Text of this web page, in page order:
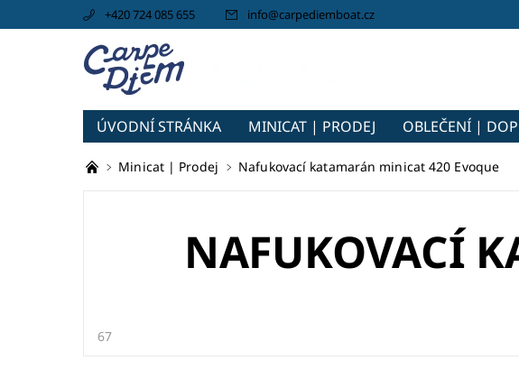
+420 724 085 655 info@carpediemboat.cz
ÚVODNÍ STRÁNKA MINICAT | PRODEJ OBLEČENÍ |
CARPEDIEM BOAT
Minicat | Prodej Nafukovací katamarán minicat 420 Evoque
NAFUKOVACÍ
67